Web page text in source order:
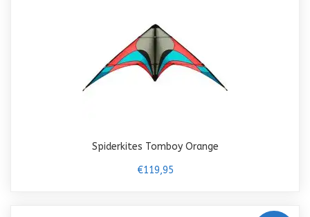
Spiderkites Tomboy Orange
€119,95